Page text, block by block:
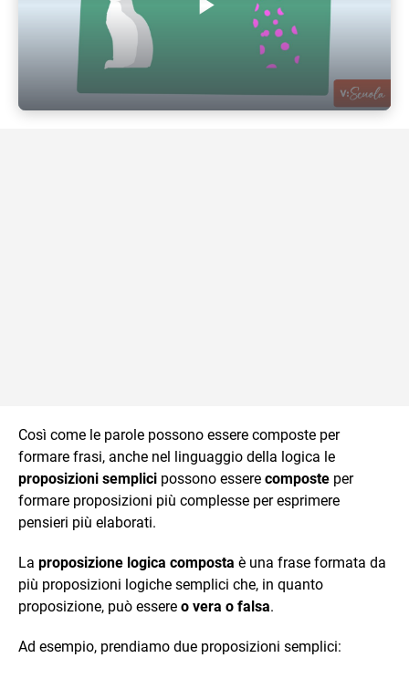
Play Video
Così come le parole possono essere composte per
formare frasi, anche nel linguaggio della logica le
proposizioni semplici possono essere composte per
formare proposizioni più complesse per esprimere
pensieri più elaborati.
La proposizione logica composta è una frase formata da
più proposizioni logiche semplici che, in quanto
proposizione, può essere o vera o falsa.
Ad esempio, prendiamo due proposizioni semplici: